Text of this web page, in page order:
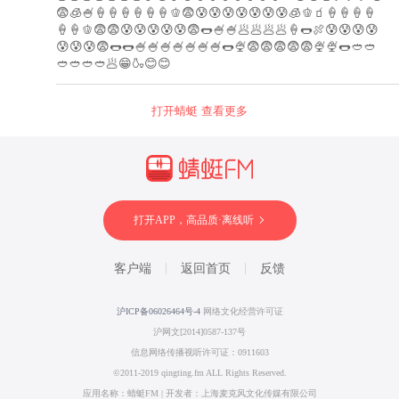
😨🧊🍧🍦🍦🍦🍦🍦🍦🫑😨😰😰😰😰😰😰😰🧊🫑🧃🍦🍦🍦🍦
🍦🍦🫑😨😨😰😰😰😰😰😨🌭🍧🍧🥟🥟🥟🥟🍦🌭🍖😰😰😰😰
😰😰😰😨🌭🌭🍧🍧🍧🍧🍧🍧🍧🌭🍨😨😨😨😨😨🍨🍨🌭🥙🥙
🥙🥙🥙🥙🥟😁🍶😊😊
打开蜻蜓 查看更多
打开APP，高品质·离线听
客户端 返回首页 反馈
沪ICP备06026464号-4 网络文化经营许可证
沪网文[2014]0587-137号
信息网络传播视听许可证：0911603
©2011-2019 qingting.fm ALL Rights Reserved.
应用名称：蜻蜓FM | 开发者：上海麦克风文化传媒有限公司